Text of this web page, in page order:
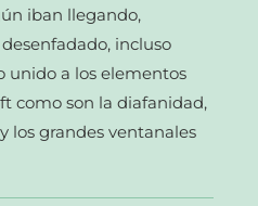
iban llegando,
incluso
unido a los elementos
como son la diafanidad,
los grandes ventanales